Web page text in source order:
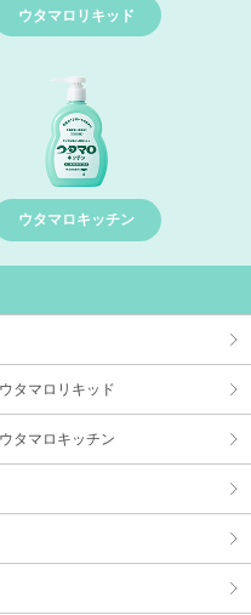
ウタマロリキッド
ウタマロキッチン
ウタマロリキッド
ウタマロキッチン